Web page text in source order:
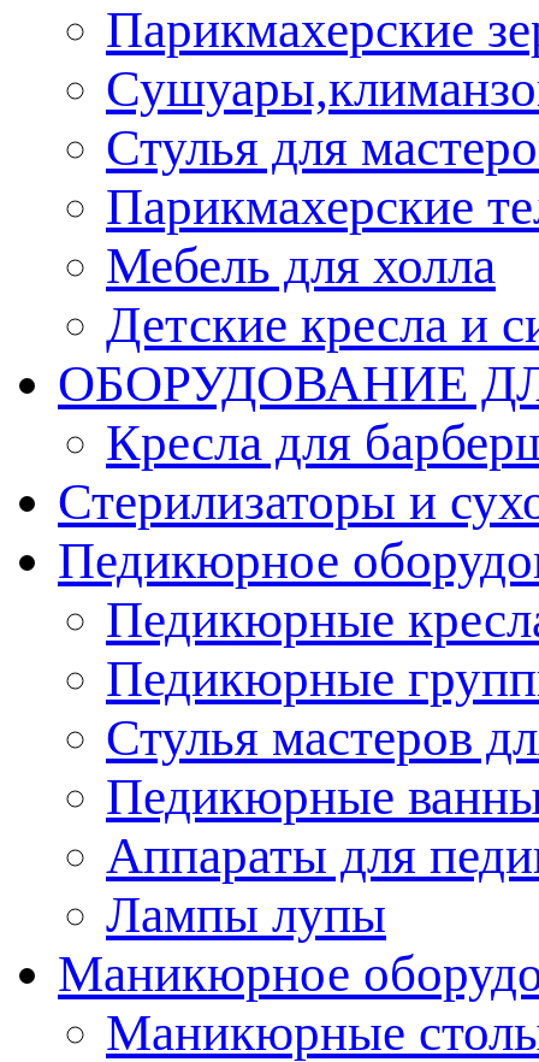
Парикмахерские
Стулья для
Парикмахерские
Мебель для холла
Детские кресла и
ОБОРУДОВАНИЕ
Кресла для
Стерилизаторы и
Педикюрное
Педикюрные
Педикюрные
Стулья мастеров
Педикюрные
Аппараты для
Лампы лупы
Маникюрное
Маникюрные